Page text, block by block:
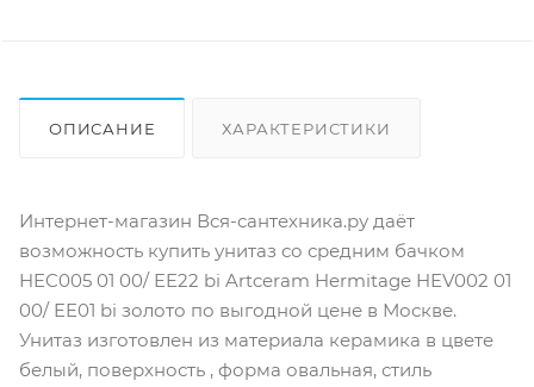
ОПИСАНИЕ ХАРАКТЕРИСТИКИ
Интернет-магазин Вся-сантехника.ру даёт
возможность купить унитаз со средним бачком
HEC005 01 00/ EE22 bi Artceram Hermitage HEV002 01
00/ EE01 bi золото по выгодной цене в Москве.
Унитаз изготовлен из материала керамика в цвете
белый, поверхность , форма овальная, стиль